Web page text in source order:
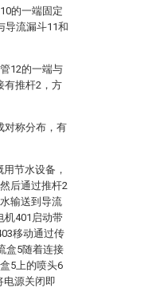
的一端固定
导流漏斗11和
12的一端与
有推杆2，方
对称分布，有
节水设备，
后通过推杆2
输送到导流
机401启动带
移动通过传
盒5随着连接
5上的喷头6
电源关闭即